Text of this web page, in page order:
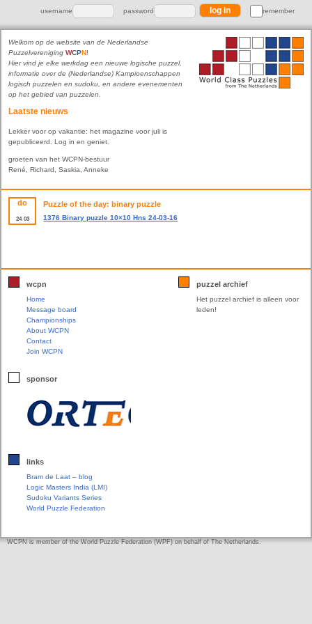
username password remember
Welkom op de website van de Nederlandse
Puzzelvereniging WCPN!
Hier vind je elke werkdag een nieuwe logische puzzel,
informatie over de (Nederlandse) Kampioenschappen
logisch puzzelen en sudoku, en andere evenementen
op het gebied van puzzelen.
Laatste nieuws
Lekker voor op vakantie: het magazine voor juli is
gepubliceerd. Log in en geniet.
groeten van het WCPN-bestuur
René, Richard, Saskia, Anneke
do
24 03
Puzzle of the day: binary puzzle
1376 Binary puzzle 10×10 Hns 24-03-16
wcpn
Home
Message board
Championships
About WCPN
Contact
Join WCPN
sponsor
links
Bram de Laat – blog
Logic Masters India (LMI)
Sudoku Variants Series
World Puzzle Federation
puzzel archief
Het puzzel archief is alleen voor
leden!
WCPN is member of the World Puzzle Federation (WPF) on behalf of The Netherlands.